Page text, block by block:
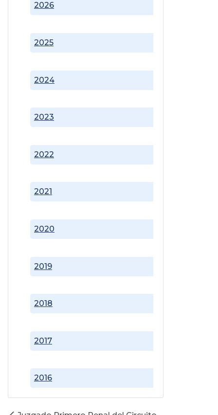
2016
2017
2018
2019
2020
2021
2022
2023
2024
2025
2026